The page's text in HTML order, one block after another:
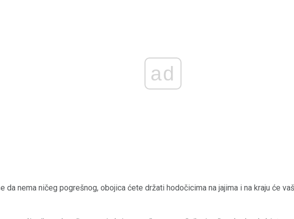
ad
da nema ničeg pogrešnog, obojica ćete držati hodočicima na jajima i na kraju će